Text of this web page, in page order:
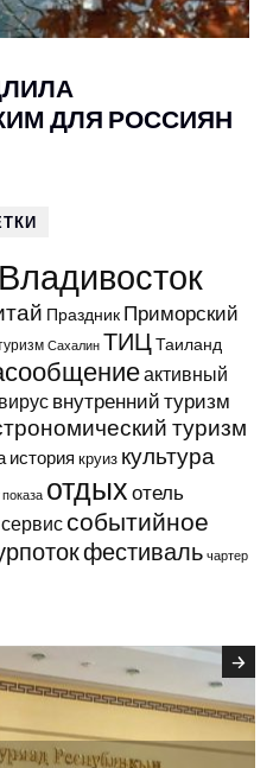
ДЛЯ РОССИЯН
Владивосток
Праздник Приморский
Сахалин ТИЦТаиланд
активный
вирус внутренний туризм
туризм
история круиз культура
отдыхотель
сервис событийное
фестиваль чартер